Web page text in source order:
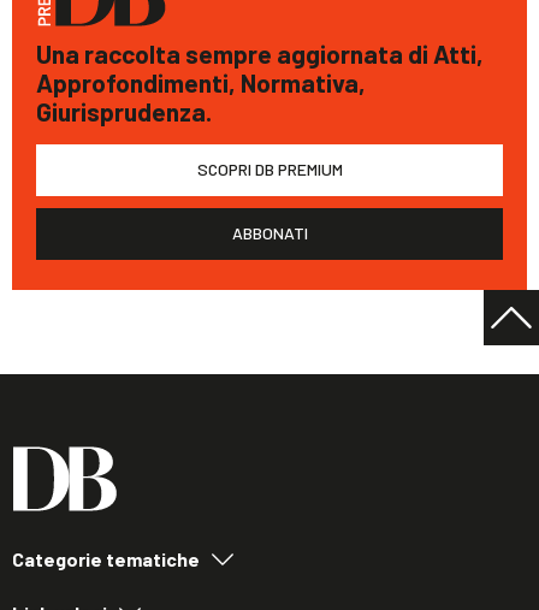
Una raccolta sempre aggiornata di Atti,
Approfondimenti, Normativa,
Giurisprudenza.
SCOPRI DB PREMIUM
ABBONATI
Categorie tematiche